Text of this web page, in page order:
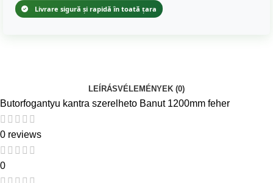
Livrare sigură și rapidă în toată țara
LEÍRÁSVÉLEMÉNYEK (0)
Butorfogantyu kantra szerelheto Banut 1200mm feher
0 reviews
0